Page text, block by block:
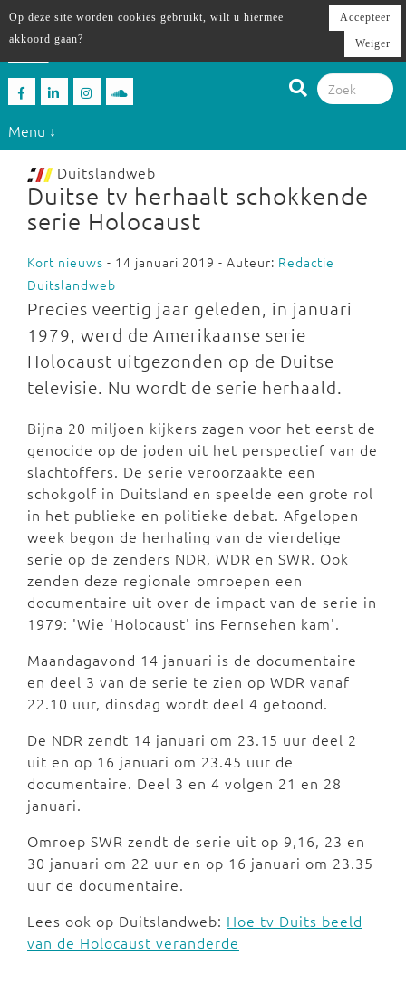
Menu ↓
Duitslandweb
Duitse tv herhaalt schokkende
serie Holocaust
Kort nieuws - 14 januari 2019 - Auteur: Redactie
Duitslandweb
Precies veertig jaar geleden, in januari
1979, werd de Amerikaanse serie
Holocaust uitgezonden op de Duitse
televisie. Nu wordt de serie herhaald.
Bijna 20 miljoen kijkers zagen voor het eerst de
genocide op de joden uit het perspectief van de
slachtoffers. De serie veroorzaakte een
schokgolf in Duitsland en speelde een grote rol
in het publieke en politieke debat. Afgelopen
week begon de herhaling van de vierdelige
serie op de zenders NDR, WDR en SWR. Ook
zenden deze regionale omroepen een
documentaire uit over de impact van de serie in
1979: 'Wie 'Holocaust' ins Fernsehen kam'.
Maandagavond 14 januari is de documentaire
en deel 3 van de serie te zien op WDR vanaf
22.10 uur, dinsdag wordt deel 4 getoond.
De NDR zendt 14 januari om 23.15 uur deel 2
uit en op 16 januari om 23.45 uur de
documentaire. Deel 3 en 4 volgen 21 en 28
januari.
Omroep SWR zendt de serie uit op 9,16, 23 en
30 januari om 22 uur en op 16 januari om 23.35
uur de documentaire.
Lees ook op Duitslandweb: Hoe tv Duits beeld
van de Holocaust veranderde
Op deze site worden cookies gebruikt, wilt u hiermee
akkoord gaan?
Accepteer
Weiger